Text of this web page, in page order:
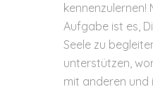
kennenzulernen!
Aufgabe ist es,
Seele zu
unterstützen,
mit anderen und